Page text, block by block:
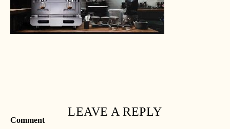
LEAVE A REPLY
Comment